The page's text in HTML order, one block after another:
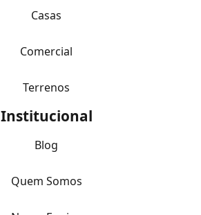
Casas
Comercial
Terrenos
Institucional
Blog
Quem Somos